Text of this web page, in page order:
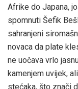
Afrike do Japana,
spomnuti Šefik
sahranjeni
novaca da plate
ne uočava vrlo
kamenjem uvijek,
stećaka, što znači